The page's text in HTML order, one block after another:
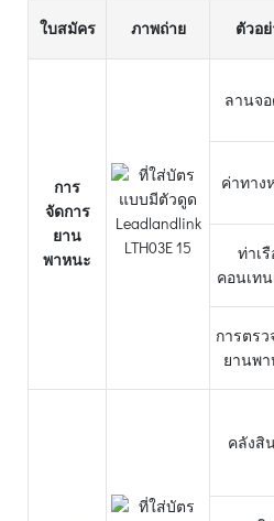
ใบสมัคร ภาพถ่าย ตัวอ
การ
จัดการ
ยาน
พาหนะ
ลานจ
ค่าทาง
ท่าเ
คอนเท
การตร
ยานพ
คลังสิ